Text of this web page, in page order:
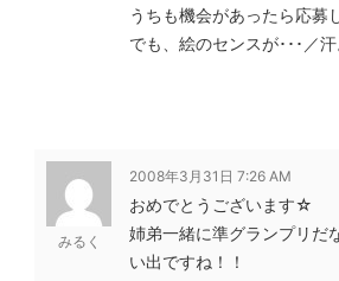
うちも機会があったら応募
でも、絵のセンスが･･･／汗
みるく
2008年3月31日 7:26 AM
おめでとうございます☆
姉弟一緒に準グランプリだ
い出ですね！！